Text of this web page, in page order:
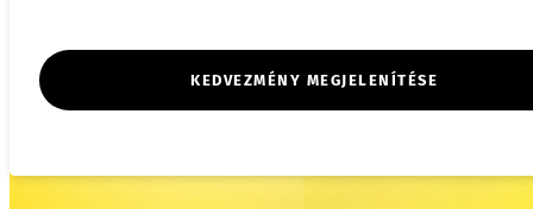
KEDVEZMÉNY MEGJELENÍTÉSE